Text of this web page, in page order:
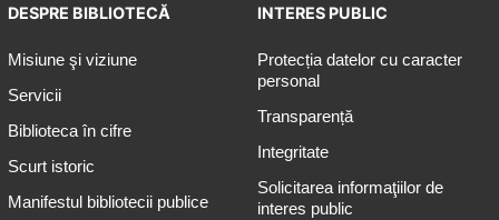
DESPRE BIBLIOTECĂ
Misiune şi viziune
Servicii
Biblioteca în cifre
Scurt istoric
Manifestul bibliotecii publice
INTERES PUBLIC
Protecția datelor cu caracter
personal
Transparență
Integritate
Solicitarea informaţiilor de
interes public